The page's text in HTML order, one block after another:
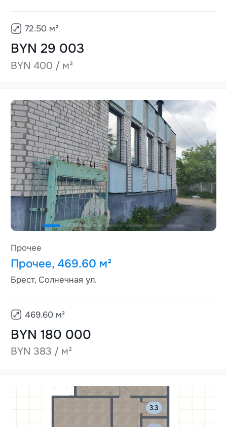
72.50м²
BYN 29 003
BYN 400 / м²
Прочее
Прочее, 469.60 м²
Брест, Солнечная ул.
469.60м²
BYN 180 000
BYN 383 / м²